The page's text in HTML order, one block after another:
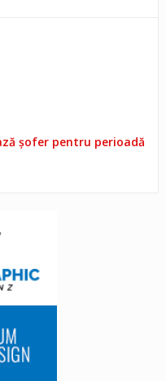
șofer pentru perioadă